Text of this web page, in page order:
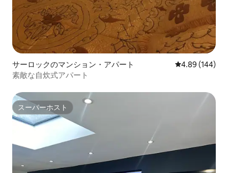
サーロックのマンション・アパート レビュー144
4.89 (144)
素敵な自炊式アパート
スーパーホスト
スーパーホスト